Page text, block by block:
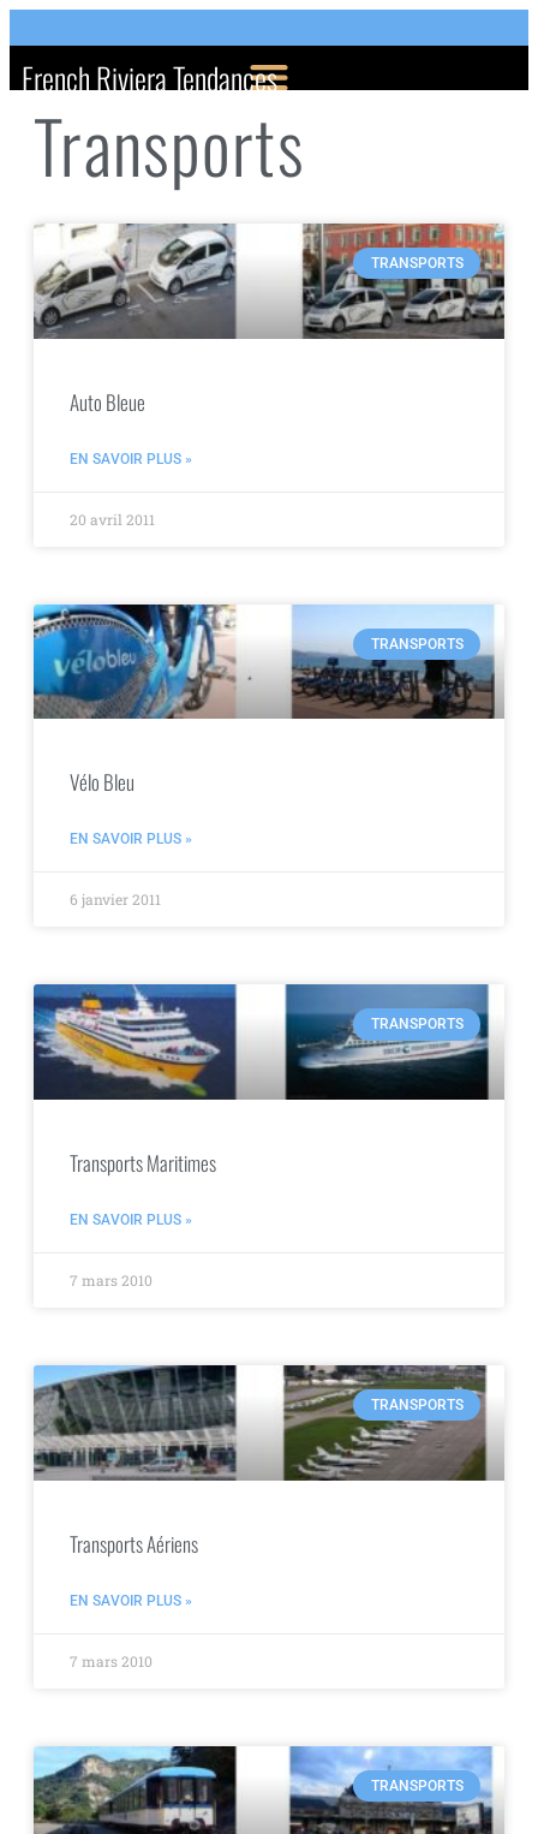
French Riviera Tendances
Transports
TRANSPORTS
Auto Bleue
EN SAVOIR PLUS »
20 avril 2011
TRANSPORTS
Vélo Bleu
EN SAVOIR PLUS »
6 janvier 2011
TRANSPORTS
Transports Maritimes
EN SAVOIR PLUS »
7 mars 2010
TRANSPORTS
Transports Aériens
EN SAVOIR PLUS »
7 mars 2010
TRANSPORTS